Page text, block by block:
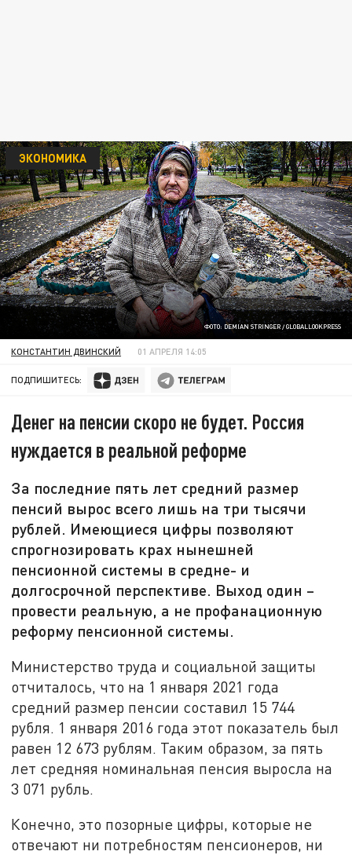
ФОТО: DEMIAN STRINGER / GLOBALLOOKPRESS
ЭКОНОМИКА
КОНСТАНТИН ДВИНСКИЙ 01 АПРЕЛЯ 14:05
ПОДПИШИТЕСЬ:
Денег на пенсии скоро не будет. Россия
нуждается в реальной реформе
За последние пять лет средний размер
пенсий вырос всего лишь на три тысячи
рублей. Имеющиеся цифры позволяют
спрогнозировать крах нынешней
пенсионной системы в средне- и
долгосрочной перспективе. Выход один –
провести реальную, а не профанационную
реформу пенсионной системы.
Министерство труда и социальной защиты
отчиталось, что на 1 января 2021 года
средний размер пенсии составил 15 744
рубля. 1 января 2016 года этот показатель был
равен 12 673 рублям. Таким образом, за пять
лет средняя номинальная пенсия выросла на
3 071 рубль.
Конечно, это позорные цифры, которые не
отвечают ни потребностям пенсионеров, ни